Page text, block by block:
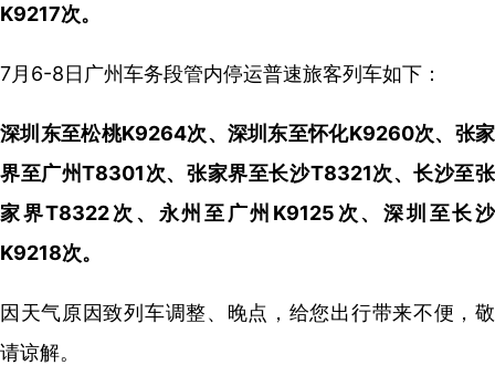
K9217次。
7月6-8日广州车务段管内停运普速旅客列车如下：
深圳东至松桃K9264次、深圳东至怀化K9260次、张家
界至广州T8301次、张家界至长沙T8321次、长沙至张
家界T8322次、永州至广州K9125次、深圳至长沙
K9218次。
因天气原因致列车调整、晚点，给您出行带来不便，敬
请谅解。